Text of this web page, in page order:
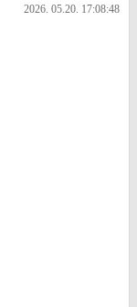
2026. 05.20. 17:08:48